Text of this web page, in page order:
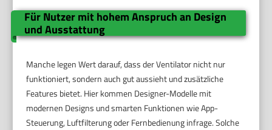
Für Nutzer mit hohem Anspruch an Design
und Ausstattung
Manche legen Wert darauf, dass der Ventilator nicht nur
funktioniert, sondern auch gut aussieht und zusätzliche
Features bietet. Hier kommen Designer-Modelle mit
modernen Designs und smarten Funktionen wie App-
Steuerung, Luftfilterung oder Fernbedienung infrage. Solche